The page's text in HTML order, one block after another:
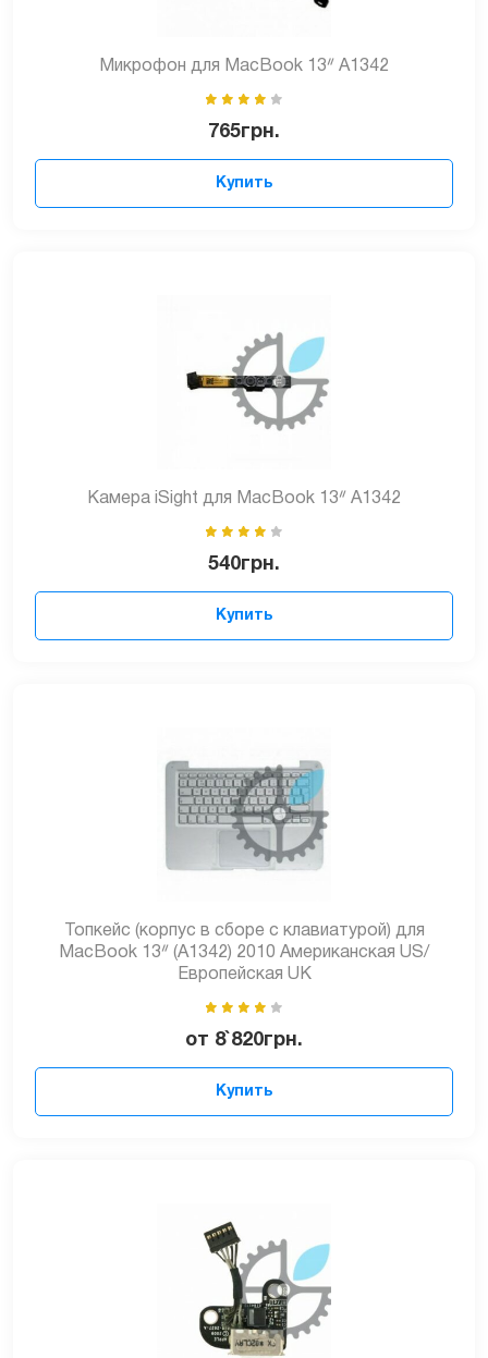
Микрофон для MacBook 13ᐥ A1342
765грн.
Купить
Камера iSight для MacBook 13ᐥ A1342
540грн.
Купить
Топкейс (корпус в сборе с клавиатурой) для
MacBook 13ᐥ (A1342) 2010 Американская US/
Европейская UK
от 8`820грн.
Купить